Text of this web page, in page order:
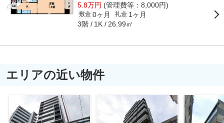
5.8万円 (管理費等：8,000円)
敷金 0ヶ月 礼金 1ヶ月
3階 1K 26.99㎡
エリアの近い物件